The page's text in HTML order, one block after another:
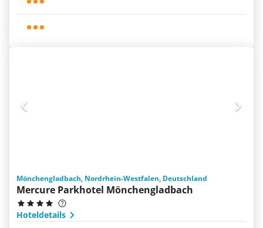
Mönchengladbach, Nordrhein-Westfalen, Deutschland
Mercure Parkhotel Mönchengladbach
Hoteldetails